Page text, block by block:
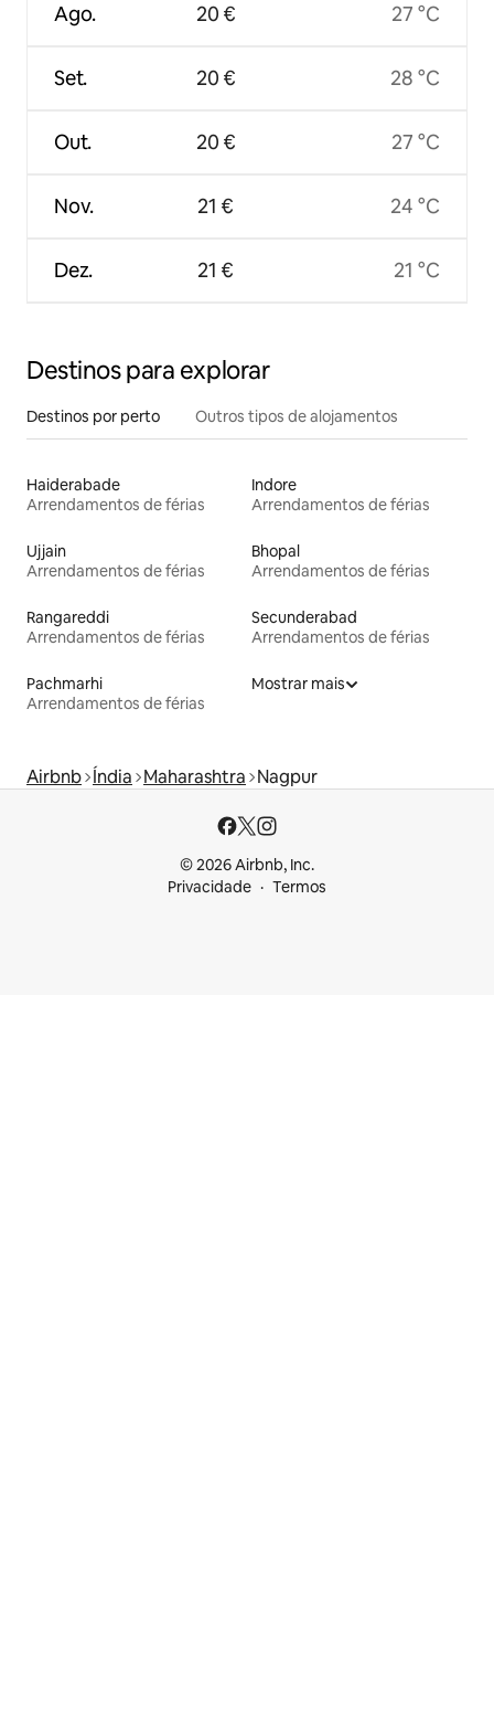
Ago.
Set.
Out.
Nov.
Dez.
20 €
20 €
20 €
21 €
21 €
27 °C
28 °C
27 °C
24 °C
21 °C
Destinos para explorar
Destinos por perto Outros tipos de alojamentos
Haiderabade
Arrendamentos de férias
Indore
Arrendamentos de férias
Ujjain
Arrendamentos de férias
Bhopal
Arrendamentos de férias
Rangareddi
Arrendamentos de férias
Secunderabad
Arrendamentos de férias
Pachmarhi
Arrendamentos de férias
Mostrar mais
Airbnb Índia Maharashtra Nagpur
© 2026 Airbnb, Inc.
Privacidade
Termos